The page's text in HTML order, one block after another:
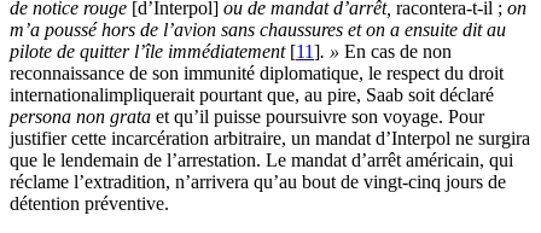
de notice rouge [d’Interpol] ou de mandat d’arrêt, racontera-t-il ; on
m’a poussé hors de l’avion sans chaussures et on a ensuite dit au
pilote de quitter l’île immédiatement[11]. » En cas de non
reconnaissance de son immunité diplomatique, le respect du droit
internationalimpliquerait pourtant que, au pire, Saab soit déclaré
persona non grata et qu’il puisse poursuivre son voyage. Pour
justifier cette incarcération arbitraire, un mandat d’Interpol ne surgira
que le lendemain de l’arrestation. Le mandat d’arrêt américain, qui
réclame l’extradition, n’arrivera qu’au bout de vingt-cinq jours de
détention préventive.